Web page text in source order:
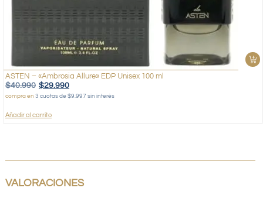
ASTEN – «Ambrosia Allure» EDP Unisex 100 ml
$40.990 $29.990
compra en 3 cuotas de $9.997 sin interés
Añadir al carrito
VALORACIONES